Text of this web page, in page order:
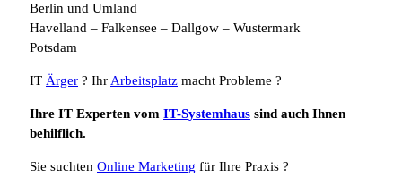
Berlin und Umland
Havelland – Falkensee – Dallgow – Wustermark
Potsdam
IT Ärger ? IhrArbeitsplatz macht Probleme ?
Ihre IT Experten vom IT-Systemhaus sind auch Ihnen
behilflich.
Sie suchten Online Marketing für Ihre Praxis ?